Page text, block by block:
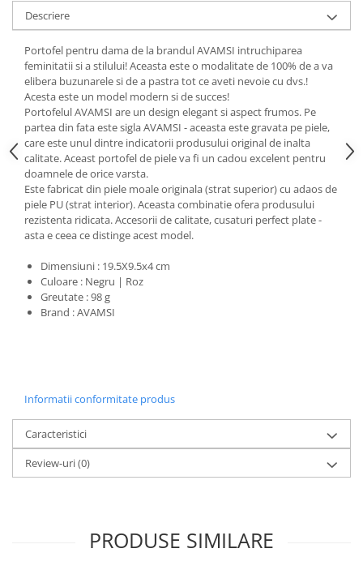
Descriere
Portofel pentru dama de la brandul AVAMSI intruchiparea
feminitatii si a stilului! Aceasta este o modalitate de 100% de a va
elibera buzunarele si de a pastra tot ce aveti nevoie cu dvs.!
Acesta este un model modern si de succes!
Portofelul AVAMSI are un design elegant si aspect frumos. Pe
partea din fata este sigla AVAMSI - aceasta este gravata pe piele,
care este unul dintre indicatorii produsului original de inalta
calitate. Aceast portofel de piele va fi un cadou excelent pentru
doamnele de orice varsta.
Este fabricat din piele moale originala (strat superior) cu adaos de
piele PU (strat interior). Aceasta combinatie ofera produsului
rezistenta ridicata. Accesorii de calitate, cusaturi perfect plate -
asta e ceea ce distinge acest model.
Dimensiuni : 19.5X9.5x4 cm
Culoare : Negru | Roz
Greutate : 98 g
Brand : AVAMSI
Informatii conformitate produs
Caracteristici
Review-uri(0)
PRODUSE SIMILARE